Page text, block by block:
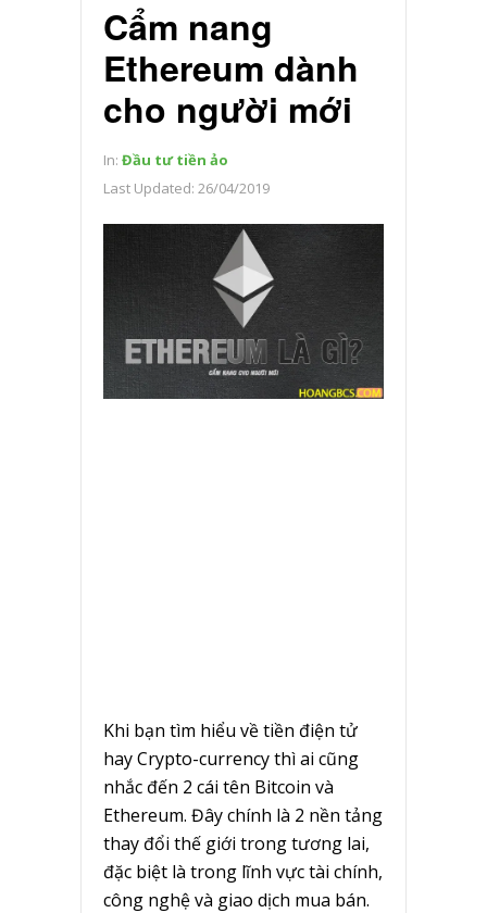
Cẩm nang
Ethereum dành
cho người mới
In: Đầu tư tiền ảo
Last Updated: 26/04/2019
Khi bạn tìm hiểu về tiền điện tử
hay Crypto-currency thì ai cũng
nhắc đến 2 cái tên Bitcoin và
Ethereum. Đây chính là 2 nền tảng
thay đổi thế giới trong tương lai,
đặc biệt là trong lĩnh vực tài chính,
công nghệ và giao dịch mua bán.